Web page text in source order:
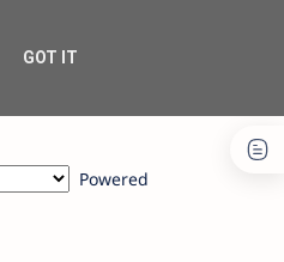
Powered
GOT IT